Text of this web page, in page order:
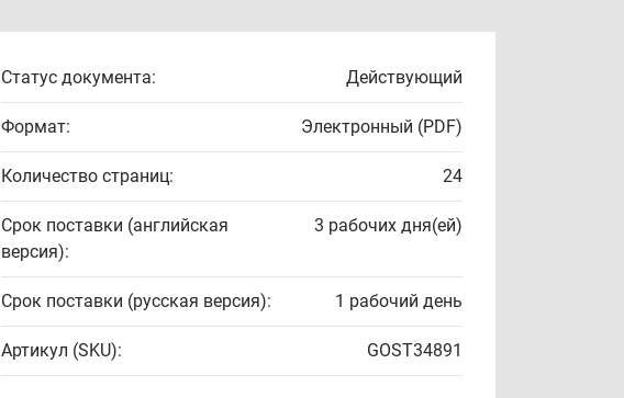
Статус документа: Действующий
Формат: Электронный (PDF)
Количество страниц: 24
Срок поставки (английская
версия):
3 рабочих дня(ей)
Срок поставки (русская версия): 1 рабочий день
Артикул (SKU): GOST34891